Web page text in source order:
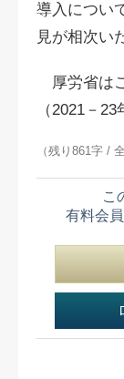
導入につい
見が相次い
厚労省は
（2021－
（残り861字 /
こ
有料会